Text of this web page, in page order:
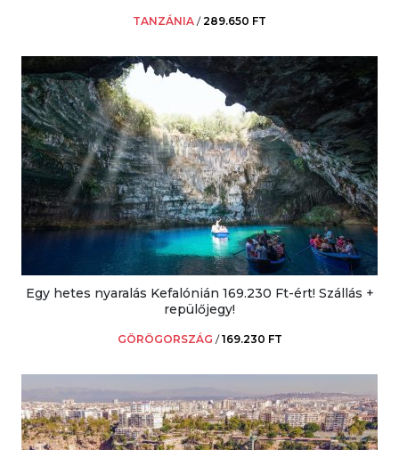
TANZÁNIA /289.650 FT
Egy hetes nyaralás Kefalónián 169.230 Ft-ért! Szállás +
repülőjegy!
GÖRÖGORSZÁG /169.230 FT